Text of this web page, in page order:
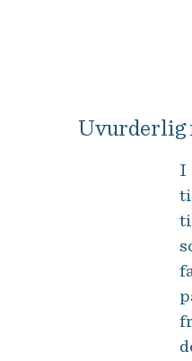
Uvurderlig
I